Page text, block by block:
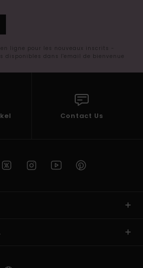
ligne pour les nouveaux inscrits -
disponibles dans l'email de bienvenue
Contact Us